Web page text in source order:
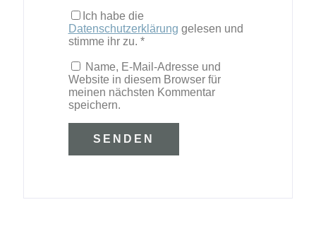
Ich habe die
Datenschutzerklärung gelesen und
stimme ihr zu. *
Name, E-Mail-Adresse und
Website in diesem Browser für
meinen nächsten Kommentar
speichern.